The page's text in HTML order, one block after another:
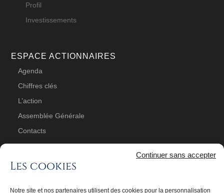
Les cookies
Notre site et nos partenaires utilisent des cookies pour la personnalisation
Continuer sans accepter
Profil
Investissements
ESPACE ACTIONNAIRES
Agenda
Chiffres clés
L’action
Assemblée Générale
Contacts
PUBLICATIONS